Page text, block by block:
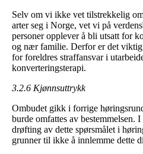
Selv om vi ikke vet tilstrekkelig
arter seg i Norge, vet vi på
personer opplever å bli utsatt for
og nær familie. Derfor er det viktig
for foreldres straffansvar i
konverteringsterapi.
3.2.6 Kjønnsuttrykk
Ombudet gikk i forrige
burde omfattes av bestemmelsen.
drøfting av dette spørsmålet i
grunner til ikke å innlemme dette